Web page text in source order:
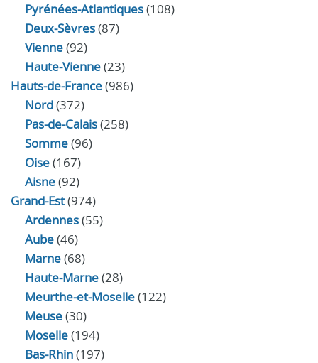
Pyrénées-Atlantiques(108)
Deux-Sèvres(87)
Vienne(92)
Haute-Vienne(23)
Hauts-de-France(986)
Nord(372)
Pas-de-Calais(258)
Somme(96)
Oise(167)
Aisne(92)
Grand-Est(974)
Ardennes(55)
Aube(46)
Marne(68)
Haute-Marne(28)
Meurthe-et-Moselle(122)
Meuse(30)
Moselle(194)
Bas-Rhin(197)